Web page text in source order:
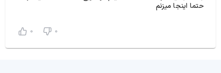
حتما اینجا میزنم
0
0